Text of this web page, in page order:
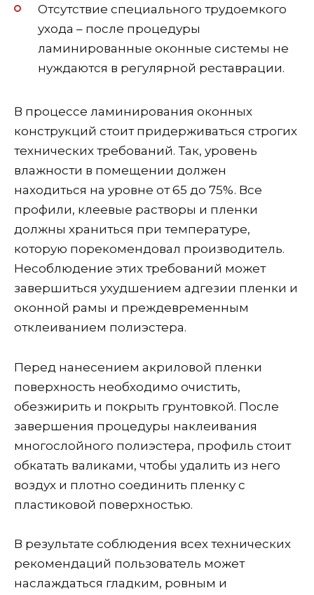
Отсутствие специального трудоемкого
ухода – после процедуры
ламинированные оконные системы не
нуждаются в регулярной реставрации.
В процессе ламинирования оконных
конструкций стоит придерживаться строгих
технических требований. Так, уровень
влажности в помещении должен
находиться на уровне от 65 до 75%. Все
профили, клеевые растворы и пленки
должны храниться при температуре,
которую порекомендовал производитель.
Несоблюдение этих требований может
завершиться ухудшением адгезии пленки и
оконной рамы и преждевременным
отклеиванием полиэстера.
Перед нанесением акриловой пленки
поверхность необходимо очистить,
обезжирить и покрыть грунтовкой. После
завершения процедуры наклеивания
многослойного полиэстера, профиль стоит
обкатать валиками, чтобы удалить из него
воздух и плотно соединить пленку с
пластиковой поверхностью.
В результате соблюдения всех технических
рекомендаций пользователь может
наслаждаться гладким, ровным и